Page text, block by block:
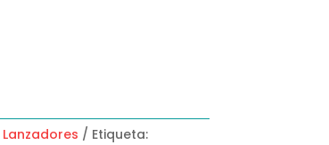
Lanzadores
Etiqueta: